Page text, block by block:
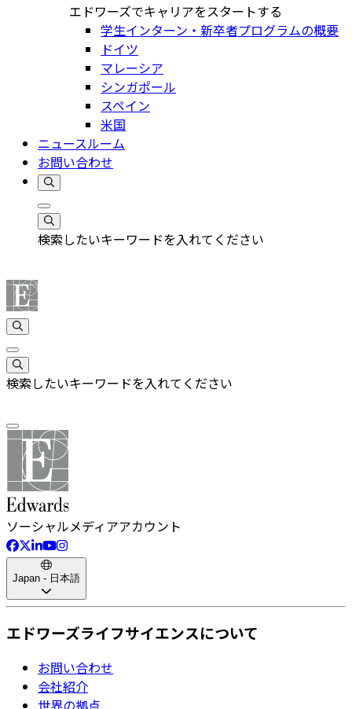
エドワーズでキャリアをスタートする
学生インターン・新卒者プログラムの概要
ドイツ
マレーシア
シンガポール
スペイン
米国
ニュースルーム
お問い合わせ
検索したいキーワードを入れてください
検索したいキーワードを入れてください
ソーシャルメディアアカウント
Japan - 日本語
エドワーズライフサイエンスについて
お問い合わせ
会社紹介
世界の拠点